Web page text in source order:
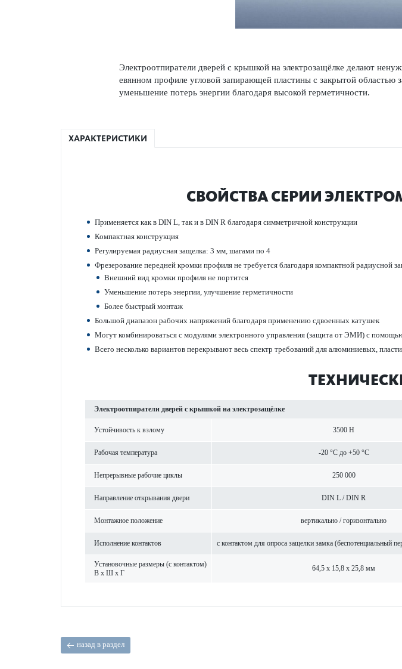
Электроотпиратели дверей с крышкой на электрозащёлке делают
евянном профиле угловой запи­рающей пла­стины с закрытой
уменьшение потерь энергии благодаря выс­окой гермет­ичности.
ХАРАКТЕРИСТИКИ
СВОЙСТВА СЕРИИ
Применяется как в DIN L, так и в DIN R благодаря симметричной конструкции
Компактная конструкция
Регулируемая радиусная защелка: 3 мм, шагами по 4
Фрез­ер­ование пер­едней кромки профиля не требуется благодаря компактной радиусной
Внешний вид кромки профиля не портится
Уменьшение потерь энергии, улучшение гермет­ичности
Более быстрый монтаж
Большой диапазон рабочих напряжений благодаря применению сдвоенных кат­ушек
Могут комб­инироваться с моду­лями электронного управ­ления (защита от ЭМИ) с
Всего нес­колько вар­иантов перек­рывают весь спектр требований для алюминиевых,
Электроотпиратели дверей с крышкой на электрозащёлке
Устойчив­ость к взлому 3500 Н
Рабочая темпер­атура -20 °C до +50 °C
Непр­ер­ы­вные рабочие циклы 250 000
Направ­ление открывания двери DIN L / DIN R
Монтажное пол­ожение вертик­ально / гор­и­з­онтально
Исполнение контактов с контактом для опроса защелки замка (беспотенциальный
Установочные размеры (с контактом)
В x Ш x Г
64,5 x 15,8 x 25,8 мм
назад в раздел